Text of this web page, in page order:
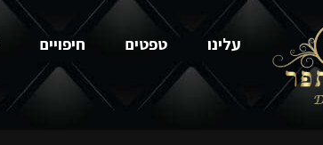
עלינו טפטים חיפויים